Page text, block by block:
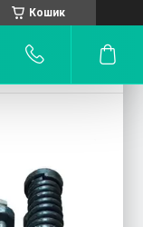
Кошик